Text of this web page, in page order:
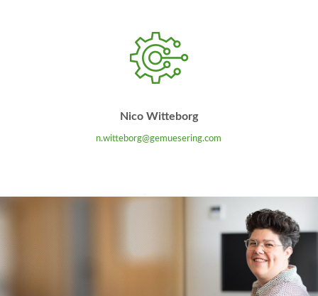
Nico Witteborg
n.witteborg@gemuesering.com